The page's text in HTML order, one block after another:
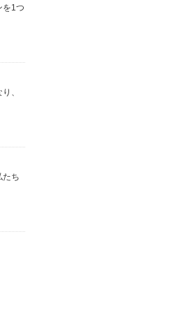
を1つ
、
たち